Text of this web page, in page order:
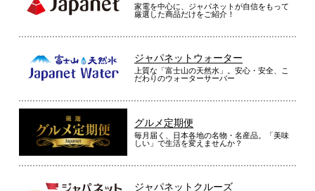
家電を中心に、ジャパネットが自信をもって
厳選した商品だけをご紹介！
ジャパネットウォーター
上質な「富士山の天然水」。安心・安全、こ
だわりのウォーターサーバー
グルメ定期便
毎月届く、日本各地の名物・名産品。「美味
しい」で生活を変えませんか？
ジャパネットクルーズ